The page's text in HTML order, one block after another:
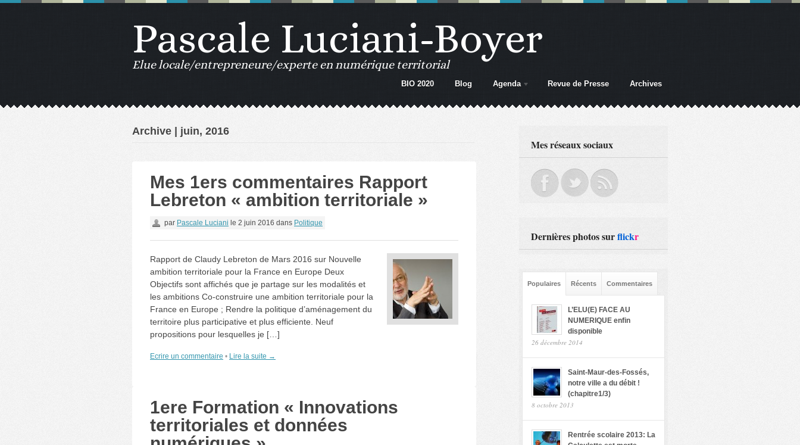
Pascale Luciani-Boyer
Elue locale/entrepreneure/experte en numérique territorial
BIO 2020 Blog Agenda Revue de Presse Archives
Archive | juin, 2016
Mes 1ers commentaires Rapport
Lebreton « ambition territoriale »
par Pascale Luciani le 2 juin 2016 dans Politique
Rapport de Claudy Lebreton de Mars 2016 sur Nouvelle
ambition territoriale pour la France en Europe Deux
Objectifs sont affichés que je partage sur les modalités et
les ambitions Co-construire une ambition territoriale pour la
France en Europe ; Rendre la politique d’aménagement du
territoire plus participative et plus efficiente. Neuf
propositions pour lesquelles je […]
Ecrire un commentaire • Lire la suite →
1ere Formation « Innovations
territoriales et données
Mes réseaux sociaux
Dernières photos surflickr
Populaires Récents Commentaires
L’ELU(E) FACE AU
NUMERIQUE enfin
disponible
26 décembre 2014
Saint-Maur-des-Fossés,
notre ville a du débit !
(chapitre1/3)
8 octobre 2013
Rentrée scolaire 2013: La